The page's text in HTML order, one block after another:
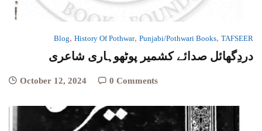
Blog, History Of Pothwar, Punjabi/Pothwari Books, TAFSEER
دردِگھائل صدائے کشمیر پوٹھوہاری شاعری
October 12, 2024 0 Comments